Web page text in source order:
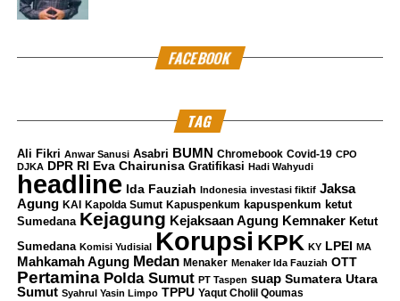
FACEBOOK
TAG
Ali Fikri Anwar Sanusi Asabri BUMN Chromebook Covid-19 CPO
DJKA
DPR RI Eva Chairunisa Gratifikasi Hadi Wahyudi
headline Ida Fauziah Indonesia investasi fiktif Jaksa
Agung KAI Kapolda Sumut Kapuspenkum kapuspenkum ketut
Sumedana Kejagung Kejaksaan Agung Kemnaker Ketut
Sumedana Komisi Yudisial Korupsi KPK KY LPEI MA
Mahkamah Agung Medan Menaker Menaker Ida Fauziah OTT
Pertamina Polda Sumut PT Taspen suap Sumatera Utara
Sumut Syahrul Yasin Limpo TPPU Yaqut Cholil Qoumas